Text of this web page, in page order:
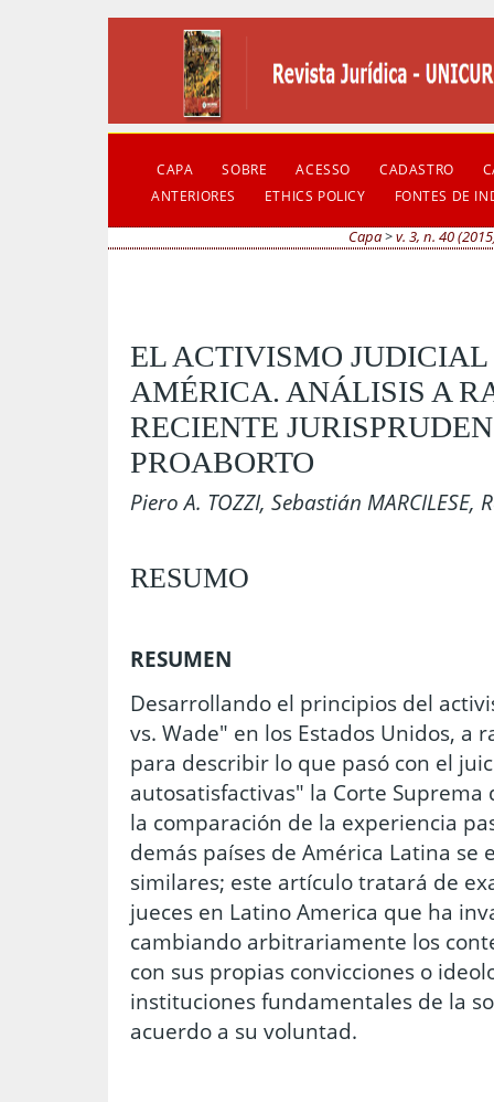
CAPA SOBRE ACESSO CADASTRO
ANTERIORES
ETHICS POLICY FONTES DE
Capa>v. 3, n. 40
EL ACTIVISMO
AMÉRICA. ANÁLISIS A
RECIENTE
PROABORTO
Piero A. TOZZI, Sebastián MARCILESE,
RESUMO
RESUMEN
Desarrollando el principios del
vs. Wade" en los Estados Unidos, a
para describir lo que pasó con el
autosatisfactivas" la Corte
la comparación de la experiencia
demás países de América Latina se
similares; este artículo tratará de
jueces en Latino America que ha
cambiando arbitrariamente los
con sus propias convicciones o
instituciones fundamentales de la
acuerdo a su voluntad.